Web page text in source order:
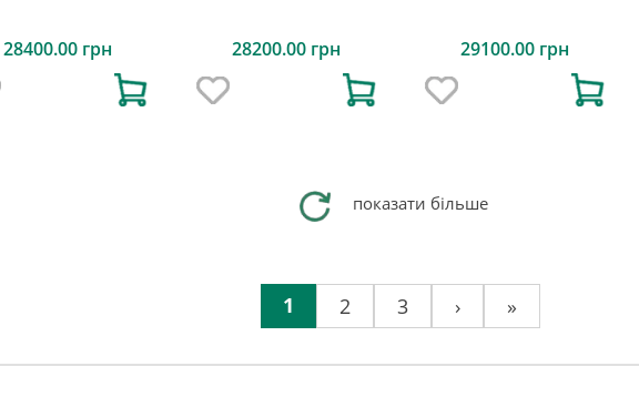
28400.00 грн 28200.00 грн 29100.00 грн
показати більше
1 2 3 › »